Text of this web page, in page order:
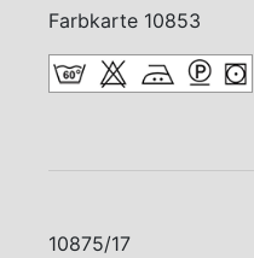
Farbkarte 10853
10875/17